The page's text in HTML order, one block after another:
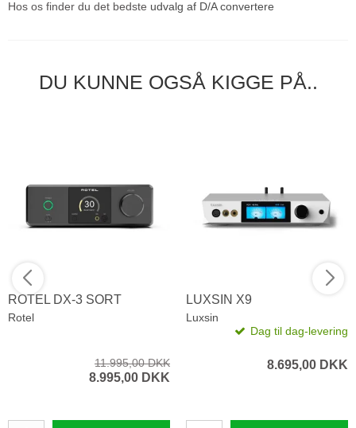
Hos os finder du det bedste udvalg af D/A convertere
DU KUNNE OGSÅ KIGGE PÅ..
ROTEL DX-3 SORT
Rotel
11.995,00 DKK
8.995,00 DKK
LUXSIN X9
Luxsin
Dag til dag-levering
8.695,00 DKK